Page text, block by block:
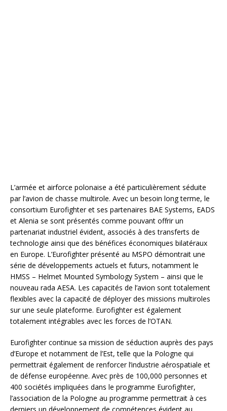
L’armée et airforce polonaise a été particulièrement séduite
par l’avion de chasse multirole. Avec un besoin long terme, le
consortium Eurofighter et ses partenaires BAE Systems, EADS
et Alenia se sont présentés comme pouvant offrir un
partenariat industriel évident, associés à des transferts de
technologie ainsi que des bénéfices économiques bilatéraux
en Europe. L’Eurofighter présenté au MSPO démontrait une
série de développements actuels et futurs, notamment le
HMSS – Helmet Mounted Symbology System – ainsi que le
nouveau rada AESA. Les capacités de l’avion sont totalement
flexibles avec la capacité de déployer des missions multiroles
sur une seule plateforme. Eurofighter est également
totalement intégrables avec les forces de l’OTAN.
Eurofighter continue sa mission de séduction auprès des pays
d’Europe et notamment de l’Est, telle que la Pologne qui
permettrait également de renforcer l’industrie aérospatiale et
de défense européenne. Avec près de 100,000 personnes et
400 sociétés impliquées dans le programme Eurofighter,
l’association de la Pologne au programme permettrait à ces